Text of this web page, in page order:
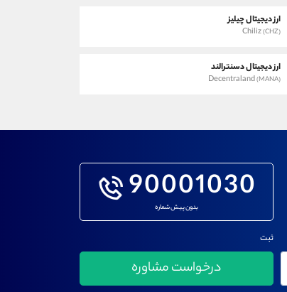
ارز دیجیتال چیلیز
Chiliz(CHZ)
ارز دیجیتال دسنترالند
Decentraland(MANA)
90001030
بدون پیش شماره
ثبت